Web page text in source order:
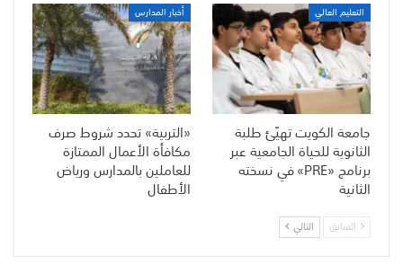
التعليم العالي
جامعة الكويت تهيّئ طلبة
الثانوية للحياة الجامعية عبر
برنامج «PRE» في نسخته
الثانية
أخبار المدارس
«التربية» تحدد شروط صرف
مكافأة الأعمال الممتازة
للعاملين بالمدارس ورياض
الأطفال
السابق التالي